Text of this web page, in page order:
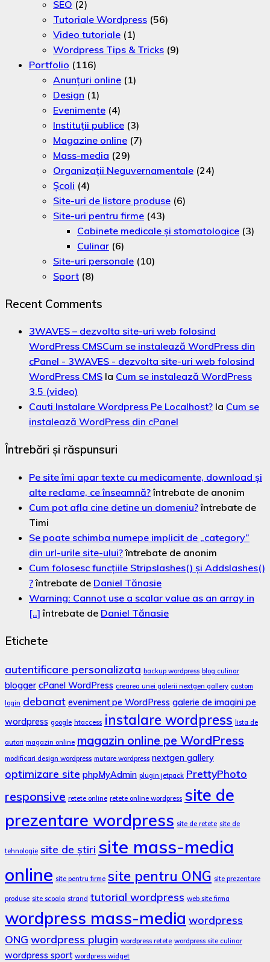
SEO (2)
Tutoriale Wordpress (56)
Video tutoriale (1)
Wordpress Tips & Tricks (9)
Portfolio (116)
Anunțuri online (1)
Design (1)
Evenimente (4)
Instituții publice (3)
Magazine online (7)
Mass-media (29)
Organizaţii Neguvernamentale (24)
Şcoli (4)
Site-uri de listare produse (6)
Site-uri pentru firme (43)
Cabinete medicale și stomatologice (3)
Culinar (6)
Site-uri personale (10)
Sport (8)
Recent Comments
3WAVES – dezvolta site-uri web folosind
WordPress CMSCum se instalează WordPress din
cPanel - 3WAVES - dezvolta site-uri web folosind
WordPress CMS la Cum se instalează WordPress
3.5 (video)
Cauti Instalare Wordpress Pe Localhost? la Cum se
instalează WordPress din cPanel
Întrebări și răspunsuri
Pe site îmi apar texte cu medicamente, download și
alte reclame, ce înseamnă?întrebate de anonim
Cum pot afla cine detine un domeniu?întrebate de
Timi
Se poate schimba numepe implicit de „category”
din url-urile site-ului?întrebate de anonim
Cum folosesc funcțiile Stripslashes() și Addslashes()
?întrebate de Daniel Tănasie
Warning: Cannot use a scalar value as an array in
[..] întrebate de Daniel Tănasie
Etichete
autentificare personalizata backup wordpress blog culinar
blogger cPanel WordPress crearea unei galerii nextgen gallery custom
login debanat eveniment pe WordPress galerie de imagini pe
wordpress google htaccess instalare wordpress lista de
autori magazin online magazin online pe WordPress
modificari design wordpress mutare wordpress nextgen gallery
optimizare site phpMyAdmin plugin jetpack PrettyPhoto
responsive retete online retete online wordpress site de
prezentare wordpress site de retete site de
tehnologie site de știri site mass-media
online site pentru firme site pentru ONG site prezentare
produse site scoala strand tutorial wordpress web site firma
wordpress mass-media wordpress
ONG wordpress plugin wordpress retete wordpress site culinar
wordpress sport wordpress widget